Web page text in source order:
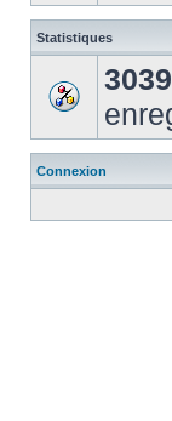
Statistiques
Connexion